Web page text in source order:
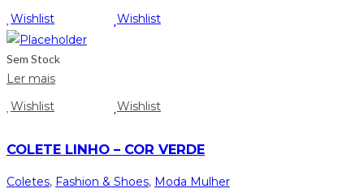
Wishlist
Wishlist
Sem Stock
Ler mais
Wishlist
Wishlist
COLETE LINHO – COR VERDE
Coletes, Fashion & Shoes, Moda Mulher